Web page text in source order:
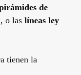
de
, o las líneas ley
tienen la